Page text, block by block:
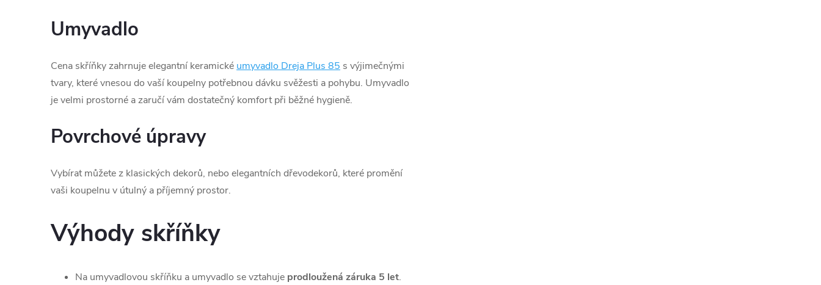
Umyvadlo
Cena skříňky zahrnuje elegantní keramické umyvadlo Dreja Plus 85 s výjimečnými
tvary, které vnesou do vaší koupelny potřebnou dávku svěžesti a pohybu. Umyvadlo
je velmi prostorné a zaručí vám dostatečný komfort při běžné hygieně.
Povrchové úpravy
Vybírat můžete z klasických dekorů, nebo elegantních dřevodekorů, které promění
vaši koupelnu v útulný a příjemný prostor.
Výhody skříňky
Na umyvadlovou skříňku a umyvadlo se vztahuje prodloužená záruka 5 let.